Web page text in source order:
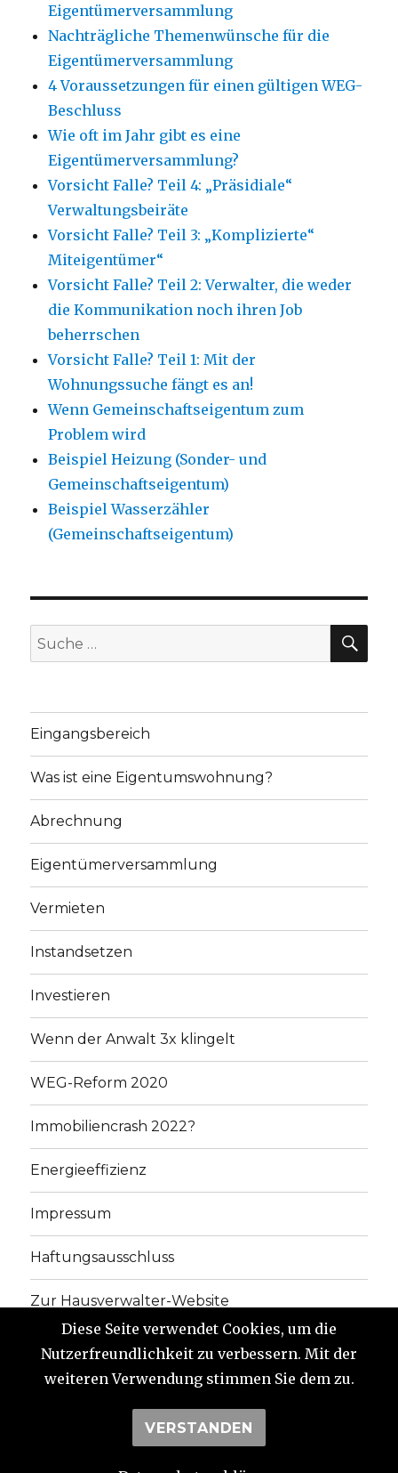
Eigentümerversammlung
Nachträgliche Themenwünsche für die
Eigentümerversammlung
4 Voraussetzungen für einen gültigen WEG-
Beschluss
Wie oft im Jahr gibt es eine
Eigentümerversammlung?
Vorsicht Falle? Teil 4: „Präsidiale“
Verwaltungsbeiräte
Vorsicht Falle? Teil 3: „Komplizierte“
Miteigentümer“
Vorsicht Falle? Teil 2: Verwalter, die weder
die Kommunikation noch ihren Job
beherrschen
Vorsicht Falle? Teil 1: Mit der
Wohnungssuche fängt es an!
Wenn Gemeinschaftseigentum zum
Problem wird
Beispiel Heizung (Sonder- und
Gemeinschaftseigentum)
Beispiel Wasserzähler
(Gemeinschaftseigentum)
Suche
nach:
Eingangsbereich
Was ist eine Eigentumswohnung?
Abrechnung
Eigentümerversammlung
Vermieten
Instandsetzen
Investieren
Wenn der Anwalt 3x klingelt
WEG-Reform 2020
Immobiliencrash 2022?
Energieeffizienz
Impressum
Haftungsausschluss
Zur Hausverwalter-Website
Link zum Buch
Newsletter
Die Eigentumswohnung Impressum
Diese Seite verwendet Cookies, um die
Nutzerfreundlichkeit zu verbessern. Mit der
weiteren Verwendung stimmen Sie dem zu.
VERSTANDEN